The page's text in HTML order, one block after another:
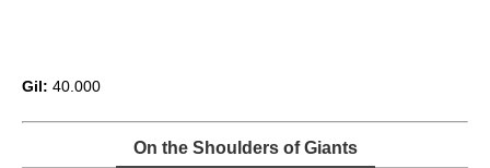
Gil: 40.000
On the Shoulders of Giants